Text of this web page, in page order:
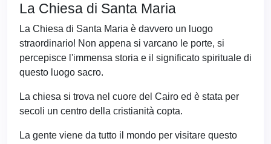
La Chiesa di Santa Maria
La Chiesa di Santa Maria è davvero un luogo
straordinario! Non appena si varcano le porte, si
percepisce l'immensa storia e il significato spirituale di
questo luogo sacro.
La chiesa si trova nel cuore del Cairo ed è stata per
secoli un centro della cristianità copta.
La gente viene da tutto il mondo per visitare questo